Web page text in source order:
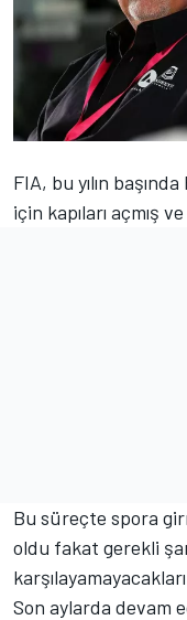
FIA, bu yılın
için kapıları açmış
Bu süreçte spora
oldu fakat gerekli
Son aylarda devam